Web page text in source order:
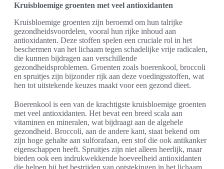
Kruisbloemige groenten met veel antioxidanten
Kruisbloemige groenten zijn beroemd om hun talrijke
gezondheidsvoordelen, vooral hun rijke inhoud aan
antioxidanten. Deze stoffen spelen een cruciale rol in het
beschermen van het lichaam tegen schadelijke vrije radicalen,
die kunnen bijdragen aan verschillende
gezondheidsproblemen. Groenten zoals boerenkool, broccoli
en spruitjes zijn bijzonder rijk aan deze voedingsstoffen, wat
hen tot uitstekende keuzes maakt voor een gezond dieet.
Boerenkool is een van de krachtigste kruisbloemige groenten
met veel antioxidanten. Het bevat een breed scala aan
vitaminen en mineralen, wat bijdraagt aan de algehele
gezondheid. Broccoli, aan de andere kant, staat bekend om
zijn hoge gehalte aan sulforafaan, een stof die ook antikanker
eigenschappen heeft. Spruitjes zijn niet alleen heerlijk, maar
bieden ook een indrukwekkende hoeveelheid antioxidanten
die helpen bij het bestrijden van ontstekingen in het lichaam.